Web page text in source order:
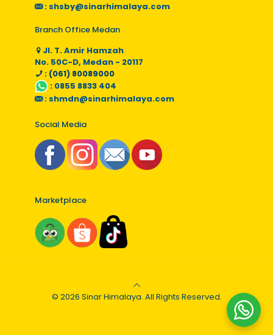
: shsby@sinarhimalaya.com
Branch Office Medan
Jl. T. Amir Hamzah
No. 50C-D, Medan - 20117
: (061) 80089000
: 0855 8833 404
: shmdn@sinarhimalaya.com
Social Media
Marketplace
© 2026 Sinar Himalaya. All Rights Reserved.